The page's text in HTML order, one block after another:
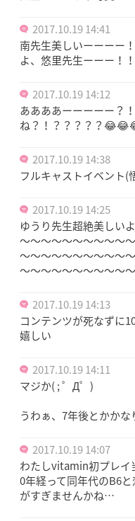
2017.10.19 14:41
南先生美しいーーーー
よ、悠里先生ーーー！
2017.10.19 14:12
ああああーーーーー？
ね？！？？？？？
2017.10.19 14:38
フルキャストイベント(
2017.10.19 14:25
ゆうり先生超絶美しい
～～～～～～～～～～
～～～～～～～～～～
～～～～～～～～～～
2017.10.19 14:13
コンテンツが死なずに
嬉しい
2017.10.19 14:11
マジか( ; ゜Д゜)
うわぁ、7年後とかか
2017.10.19 14:07
わたしvitamin初プレイ
0年経って同年代のB6
がすぎませんかね…